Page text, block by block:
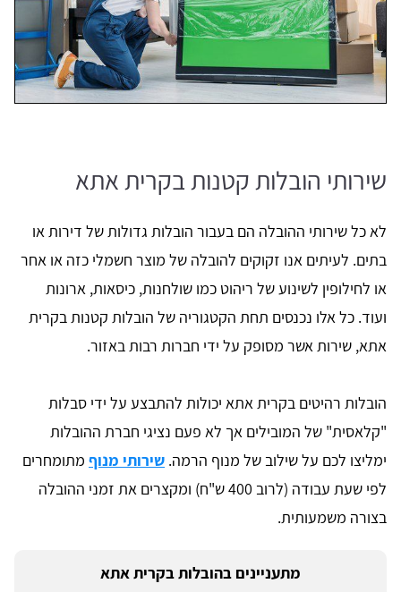
שירותי הובלות קטנות בקרית אתא
לא כל שירותי ההובלה הם בעבור הובלות גדולות של דירות או
בתים. לעיתים אנו זקוקים להובלה של מוצר חשמלי כזה או אחר
או לחילופין לשינוע של ריהוט כמו שולחנות, כיסאות, ארונות
ועוד. כל אלו נכנסים תחת הקטגוריה של הובלות קטנות בקרית
אתא, שירות אשר מסופק על ידי חברות רבות באזור.
הובלות רהיטים בקרית אתא יכולות להתבצע על ידי סבלות
"קלאסית" של המובילים אך לא פעם נציגי חברת ההובלות
ימליצו לכם על שילוב של מנוף הרמה. שירותי מנוף מתומחרים
לפי שעת עבודה (לרוב 400 ש"ח) ומקצרים את זמני ההובלה
בצורה משמעותית.
מתעניינים ב​הובלות בקרית אתא